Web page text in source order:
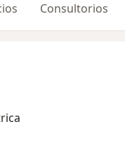
Consultorios